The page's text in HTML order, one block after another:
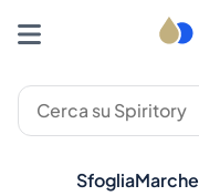
SfogliaMarche